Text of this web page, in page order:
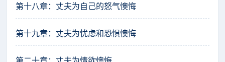
第十八章：丈夫为自己的怒气懊悔
第十九章：丈夫为忧虑和恐惧懊悔